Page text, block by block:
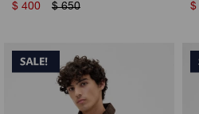
$ 400 $ 650
$